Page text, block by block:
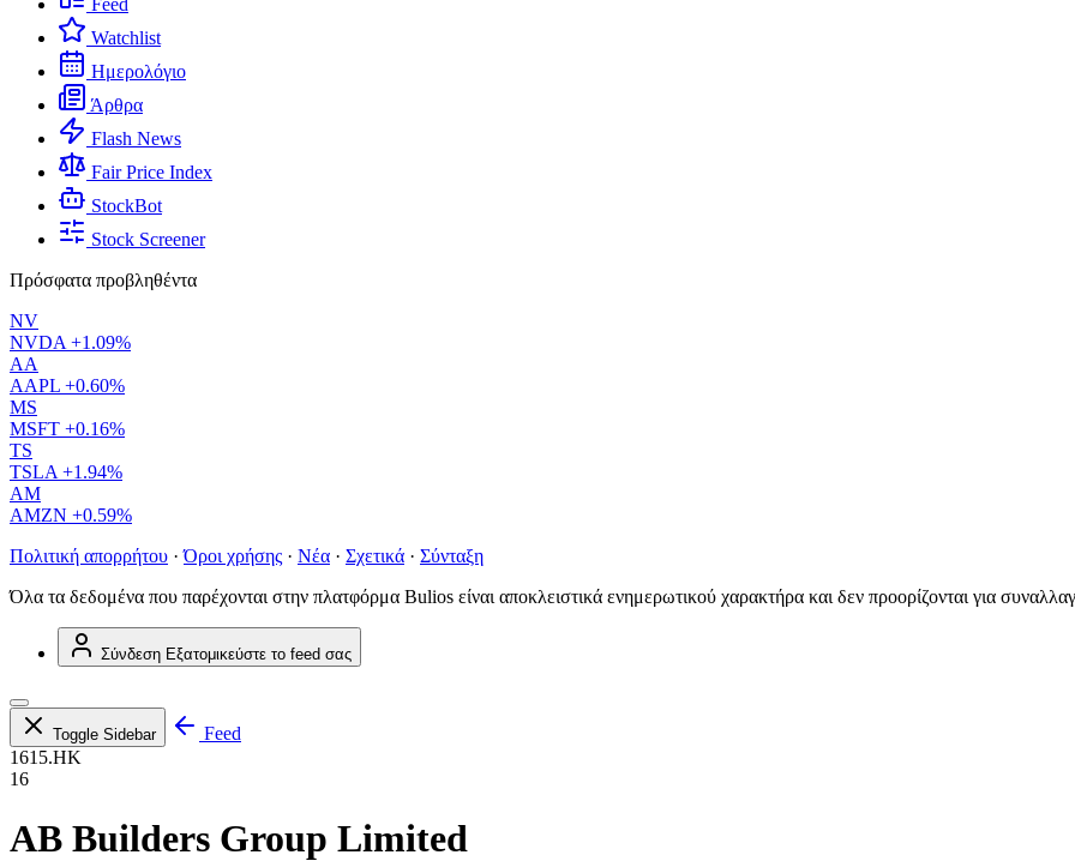
Feed
Watchlist
Ημερολόγιο
Άρθρα
Flash News
Fair Price Index
StockBot
Stock Screener
Πρόσφατα προβληθέντα
NV
NVDA +1.09%
AA
AAPL +0.60%
MS
MSFT +0.16%
TS
TSLA +1.94%
AM
AMZN +0.59%
Πολιτική απορρήτου · Όροι χρήσης · Νέα · Σχετικά · Σύνταξη
Όλα τα δεδομένα που παρέχονται στην πλατφόρμα Bulios είναι αποκλειστικά ενημερωτικού χαρακτήρα και δεν προορίζονται για
Σύνδεση Εξατομικεύστε το feed σας
Toggle Sidebar
Feed
1615.HK
16
AB Builders Group Limited